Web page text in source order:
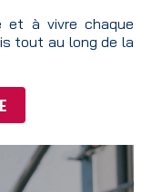
et à vivre chaque
tout au long de la